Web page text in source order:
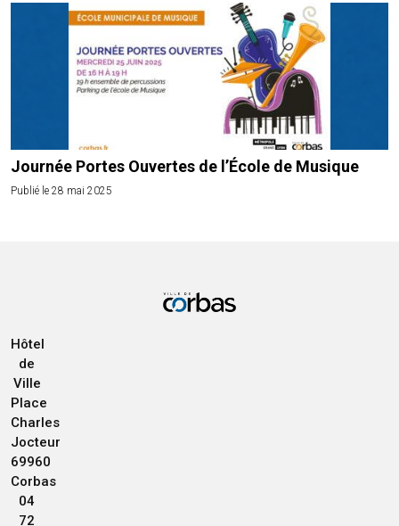
Journée Portes Ouvertes de l’École de Musique
Publié le 28 mai 2025
Hôtel
de
Ville
Place
Charles
Jocteur
69960
Corbas
04
72